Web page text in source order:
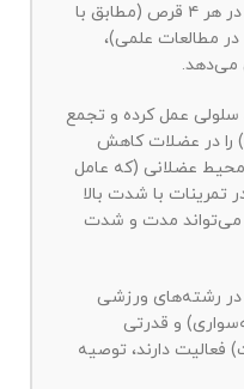
۳۴۰۰ میلی‌گرم بتا آلانین خالص در هر ۴ قرص (مطابق با
در مطالعات علمی)،
می‌دهد.
سلولی عمل کرده و تجمع
را در عضلات کاهش
عضلانی (که عامل
با شدت بالا
می‌تواند مدت و شدت
در رشته‌های ورزشی
و قدرتی
فعالیت دارند، توصیه